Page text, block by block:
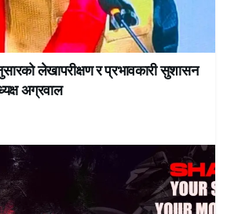
लेखापरीक्षण र प्रभावकारी सुशासन
अग्रवाल